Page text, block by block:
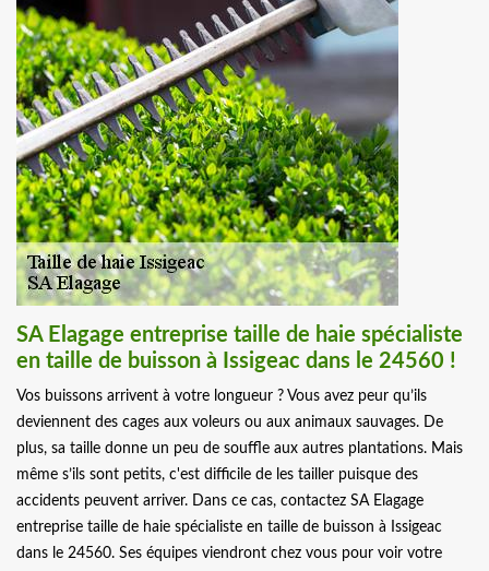
SA Elagage entreprise taille de haie spécialiste
en taille de buisson à Issigeac dans le 24560 !
Vos buissons arrivent à votre longueur ? Vous avez peur qu’ils
deviennent des cages aux voleurs ou aux animaux sauvages. De
plus, sa taille donne un peu de souffle aux autres plantations. Mais
même s’ils sont petits, c'est difficile de les tailler puisque des
accidents peuvent arriver. Dans ce cas, contactez SA Elagage
entreprise taille de haie spécialiste en taille de buisson à Issigeac
dans le 24560. Ses équipes viendront chez vous pour voir votre